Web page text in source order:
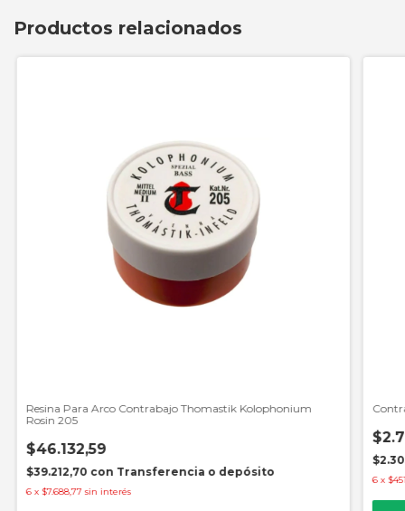
Productos relacionados
Resina Para Arco Contrabajo Thomastik Kolophonium
Rosin 205
$46.132,59
$39.212,70 con Transferencia o depósito
6 x $7.688,77 sin interés
6 x